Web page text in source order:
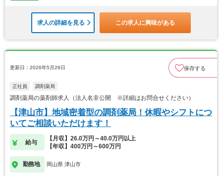
求人の詳細を見る この求人に興味がある
更新日：2026年5月26日 保存する
正社員 調剤薬局
調剤薬局の薬剤師求人（法人名非公開 ※詳細はお問合せください）
【津山市】地域密着型の調剤薬局！休暇やシフトにつ
いてご相談いただけます！
給与
【月収】26.0万円～40.0万円以上
【年収】400万円～600万円
勤務地 岡山県 津山市